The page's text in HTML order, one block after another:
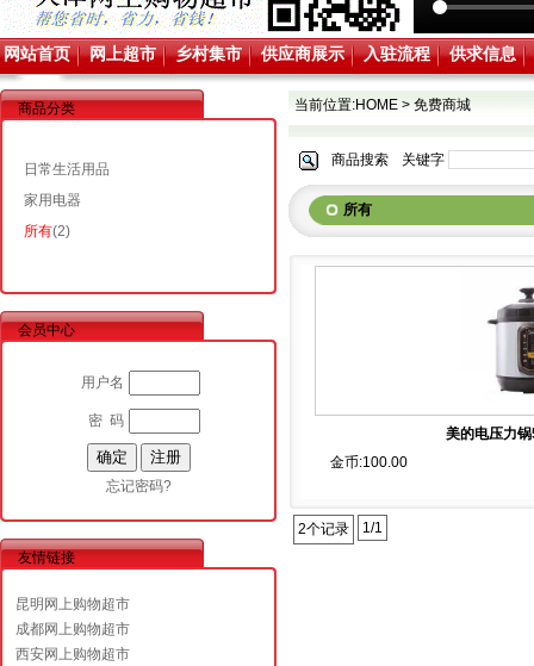
网站首页 网上超市 乡村集市 供应商展示 入驻流程 供求信息
商品分类
日常生活用品
家用电器
所有(2)
会员中心
用户名
密 码
忘记密码?
友情链接
昆明网上购物超市
成都网上购物超市
西安网上购物超市
当前位置:HOME > 免费商城
商品搜索 关键字
所有
美的电压力
金币:100.00
2个记录 1/1